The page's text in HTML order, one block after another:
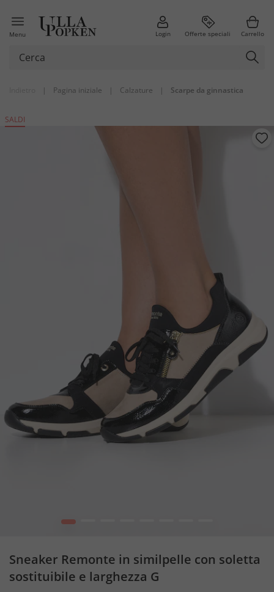
Menu Login Offerte speciali Carrello
| Pagina iniziale | Calzature | Scarpe da ginnastica
SALDI
1
Sneaker Remonte in similpelle con soletta
sostituibile e larghezza G